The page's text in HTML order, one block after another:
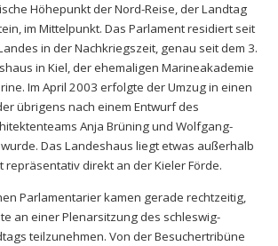
Höhepunkt der Nord-Reise, der Landtag
im Mittelpunkt. Das Parlament residiert seit
in der Nachkriegszeit, genau seit dem 3.
in Kiel, der ehemaligen Marineakademie
Im April 2003 erfolgte der Umzug in einen
übrigens nach einem Entwurf des
Anja Brüning und Wolfgang-
Das Landeshaus liegt etwas außerhalb
repräsentativ direkt an der Kieler Förde.
Parlamentarier kamen gerade rechtzeitig,
an einer Plenarsitzung des schleswig-
teilzunehmen. Von der Besuchertribüne